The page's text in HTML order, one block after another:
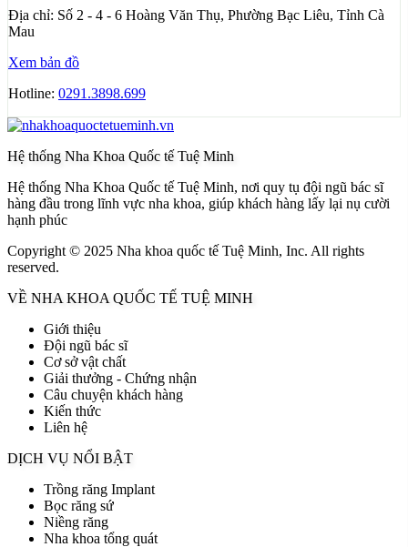
Địa chỉ: Số 2 - 4 - 6 Hoàng Văn Thụ, Phường Bạc Liêu, Tỉnh Cà
Mau
Xem bản đồ
Hotline: 0291.3898.699
Hệ thống Nha Khoa Quốc tế Tuệ Minh
Hệ thống Nha Khoa Quốc tế Tuệ Minh, nơi quy tụ đội ngũ bác sĩ
hàng đầu trong lĩnh vực nha khoa, giúp khách hàng lấy lại nụ cười
hạnh phúc
Copyright © 2025 Nha khoa quốc tế Tuệ Minh, Inc. All rights
reserved.
VỀ NHA KHOA QUỐC TẾ TUỆ MINH
Giới thiệu
Đội ngũ bác sĩ
Cơ sở vật chất
Giải thưởng - Chứng nhận
Câu chuyện khách hàng
Kiến thức
Liên hệ
DỊCH VỤ NỔI BẬT
Trồng răng Implant
Bọc răng sứ
Niềng răng
Nha khoa tổng quát